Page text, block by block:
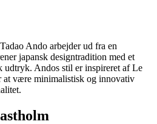
Ando arbejder ud fra en
japansk designtradition med et
udtryk. Andos stil er inspireret af Le
at være minimalistisk og innovativ